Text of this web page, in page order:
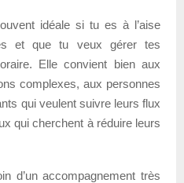
idéale si tu es à l’aise
et que tu veux gérer tes
Elle convient bien aux
complexes, aux personnes
qui veulent suivre leurs flux
qui cherchent à réduire leurs
d’un accompagnement très